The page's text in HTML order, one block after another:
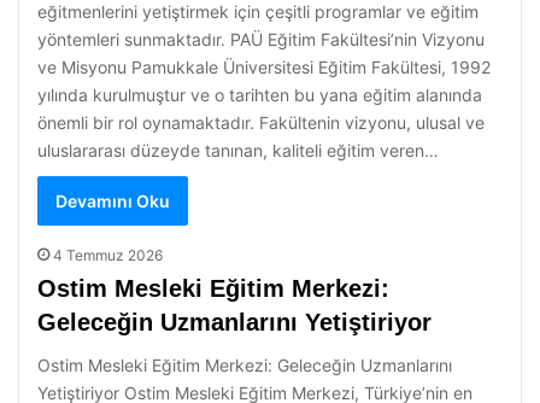
eğitmenlerini yetiştirmek için çeşitli programlar ve eğitim
yöntemleri sunmaktadır. PAÜ Eğitim Fakültesi’nin Vizyonu
ve Misyonu Pamukkale Üniversitesi Eğitim Fakültesi, 1992
yılında kurulmuştur ve o tarihten bu yana eğitim alanında
önemli bir rol oynamaktadır. Fakültenin vizyonu, ulusal ve
uluslararası düzeyde tanınan, kaliteli eğitim veren…
Devamını Oku
4 Temmuz 2026
Ostim Mesleki Eğitim Merkezi:
Geleceğin Uzmanlarını Yetiştiriyor
Ostim Mesleki Eğitim Merkezi: Geleceğin Uzmanlarını
Yetiştiriyor Ostim Mesleki Eğitim Merkezi, Türkiye’nin en